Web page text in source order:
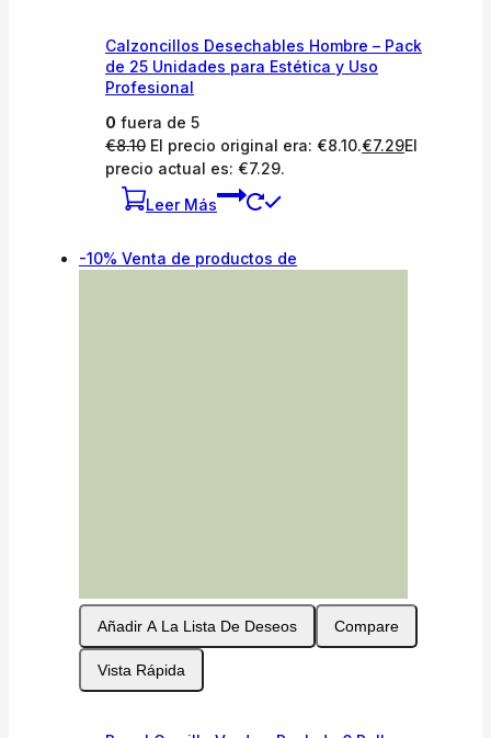
Calzoncillos Desechables Hombre – Pack
de 25 Unidades para Estética y Uso
Profesional
0 fuera de 5
€8.10 El precio original era: €8.10.€7.29El
precio actual es: €7.29.
Leer Más
-10% Venta de productos de
Añadir A La Lista De Deseos Compare
Vista Rápida